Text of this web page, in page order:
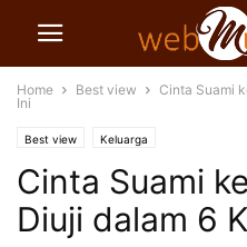
Home Best view
Cinta Suami
Ini
Best view Keluarga
Cinta Suami
Diuji dalam 6